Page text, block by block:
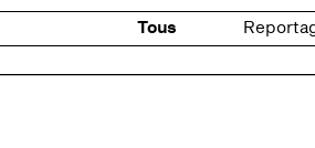
Tous